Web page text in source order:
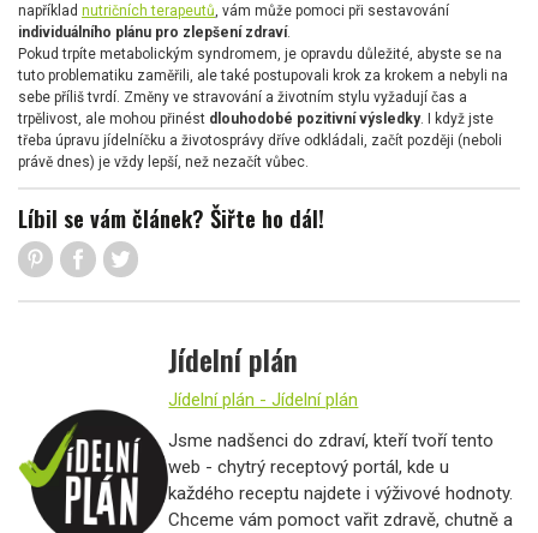
například nutričních terapeutů , vám může pomoci při sestavování
individuálního plánu pro zlepšení zdraví.
Pokud trpíte metabolickým syndromem, je opravdu důležité, abyste se na
tuto problematiku zaměřili, ale také postupovali krok za krokem a nebyli na
sebe příliš tvrdí. Změny ve stravování a životním stylu vyžadují čas a
trpělivost, ale mohou přinést dlouhodobé pozitivní výsledky. I když jste
třeba úpravu jídelníčku a životosprávy dříve odkládali, začít později (neboli
právě dnes) je vždy lepší, než nezačít vůbec.
Líbil se vám článek? Šiřte ho dál!
Jídelní plán
Jídelní plán - Jídelní plán
Jsme nadšenci do zdraví, kteří tvoří tento
web - chytrý receptový portál, kde u
každého receptu najdete i výživové hodnoty.
Chceme vám pomoct vařit zdravě, chutně a